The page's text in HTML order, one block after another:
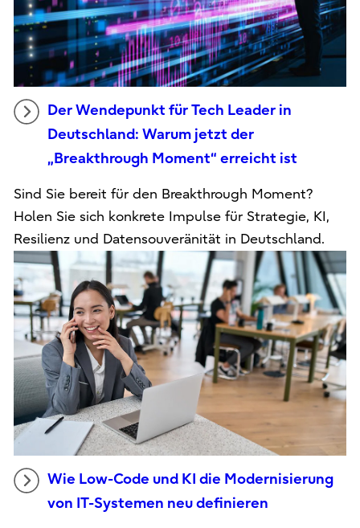
Der Wendepunkt für Tech Leader in
Deutschland: Warum jetzt der
„Breakthrough Moment“ erreicht ist
Sind Sie bereit für den Breakthrough Moment?
Holen Sie sich konkrete Impulse für Strategie, KI,
Resilienz und Datensouveränität in Deutschland.
Wie Low-Code und KI die Modernisierung
von IT-Systemen neu definieren